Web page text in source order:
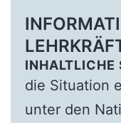
INHALTLICHE
die Situation
unter den